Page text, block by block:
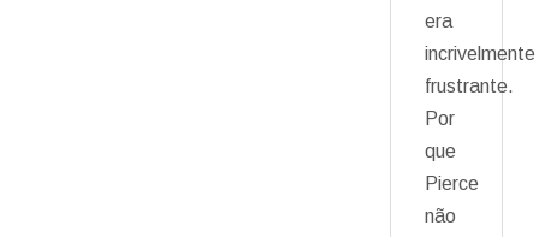
era
incrivelmente
frustrante.
Por
que
Pierce
não